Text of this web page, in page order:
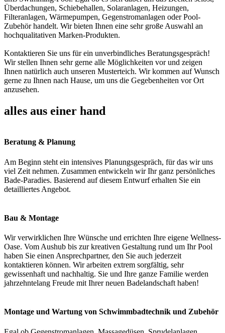
Überdachungen, Schiebehallen, Solaranlagen, Heizungen,
Filteranlagen, Wärmepumpen, Gegenstromanlagen oder Pool-
Zubehör handelt. Wir bieten Ihnen eine sehr große Auswahl an
hochqualitativen Marken-Produkten.
Kontaktieren Sie uns für ein unverbindliches Beratungsgespräch!
Wir stellen Ihnen sehr gerne alle Möglichkeiten vor und zeigen
Ihnen natürlich auch unseren Musterteich. Wir kommen auf Wunsch
gerne zu Ihnen nach Hause, um uns die Gegebenheiten vor Ort
anzusehen.
alles aus einer hand
Beratung & Planung
Am Beginn steht ein intensives Planungsgespräch, für das wir uns
viel Zeit nehmen. Zusammen entwickeln wir Ihr ganz persönliches
Bade-Paradies. Basierend auf diesem Entwurf erhalten Sie ein
detailliertes Angebot.
Bau & Montage
Wir verwirklichen Ihre Wünsche und errichten Ihre eigene Wellness-
Oase. Vom Aushub bis zur kreativen Gestaltung rund um Ihr Pool
haben Sie einen Ansprechpartner, den Sie auch jederzeit
kontaktieren können. Wir arbeiten extrem sorgfältig, sehr
gewissenhaft und nachhaltig. Sie und Ihre ganze Familie werden
jahrzehntelang Freude mit Ihrer neuen Badelandschaft haben!
Montage und Wartung von Schwimmbadtechnik und Zubehör